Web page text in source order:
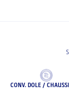
CONV. DOLE /